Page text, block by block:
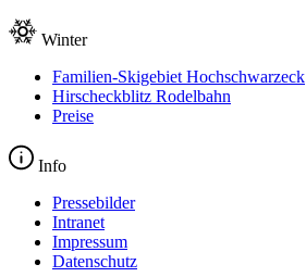
Winter
Familien-Skigebiet Hochschwarzeck
Hirscheckblitz Rodelbahn
Preise
Info
Pressebilder
Intranet
Impressum
Datenschutz